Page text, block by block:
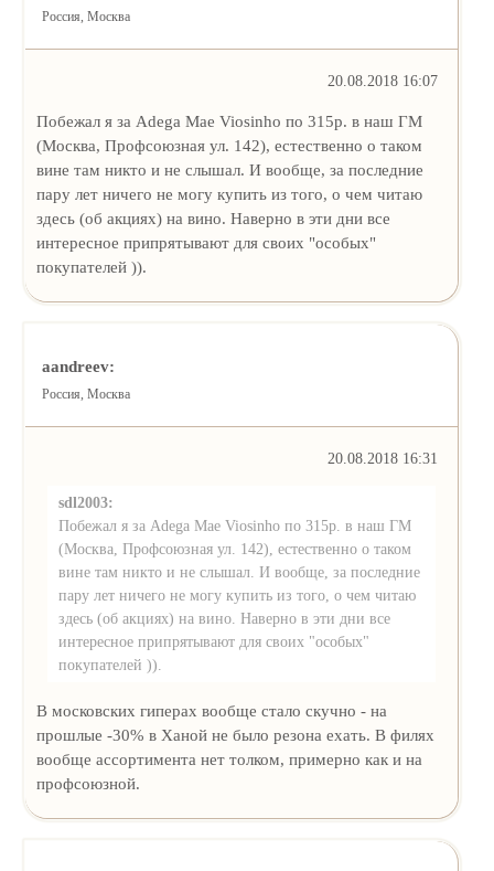
Россия, Москва
20.08.2018 16:07
Побежал я за Adega Mae Viosinho по 315р. в наш ГМ
(Москва, Профсоюзная ул. 142), естественно о таком
вине там никто и не слышал. И вообще, за последние
пару лет ничего не могу купить из того, о чем читаю
здесь (об акциях) на вино. Наверно в эти дни все
интересное припрятывают для своих "особых"
покупателей )).
aandreev:
Россия, Москва
20.08.2018 16:31
sdl2003:
Побежал я за Adega Mae Viosinho по 315р. в наш ГМ
(Москва, Профсоюзная ул. 142), естественно о таком
вине там никто и не слышал. И вообще, за последние
пару лет ничего не могу купить из того, о чем читаю
здесь (об акциях) на вино. Наверно в эти дни все
интересное припрятывают для своих "особых"
покупателей )).
В московских гиперах вообще стало скучно - на
прошлые -30% в Ханой не было резона ехать. В филях
вообще ассортимента нет толком, примерно как и на
профсоюзной.